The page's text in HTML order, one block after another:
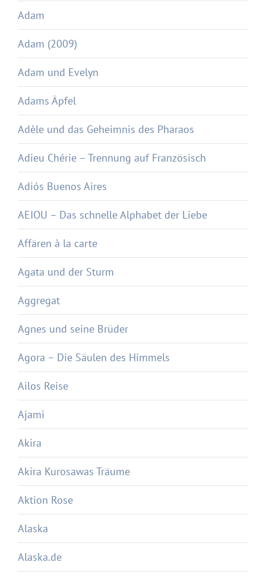
Adam
Adam (2009)
Adam und Evelyn
Adams Äpfel
Adèle und das Geheimnis des Pharaos
Adieu Chérie – Trennung auf Französisch
Adiós Buenos Aires
AEIOU – Das schnelle Alphabet der Liebe
Affären à la carte
Agata und der Sturm
Aggregat
Agnes und seine Brüder
Agora – Die Säulen des Himmels
Ailos Reise
Ajami
Akira
Akira Kurosawas Träume
Aktion Rose
Alaska
Alaska.de